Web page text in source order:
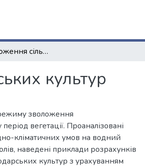
Режим зволоження сільськогосподарських культур
культур
зволоження
вегетації. Проаналізовані
кліматичних умов на водний
наведені приклади розрахунків
культур з урахуванням